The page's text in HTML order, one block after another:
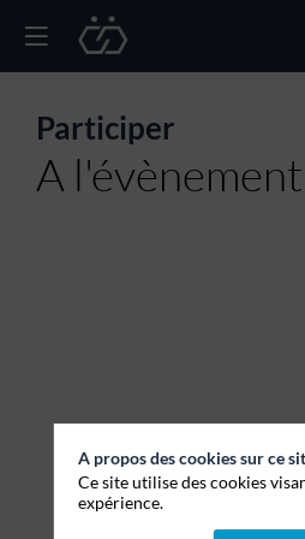
Participer
A l'évènement
A propos des cookies sur ce
Ce site utilise des cookies
expérience.